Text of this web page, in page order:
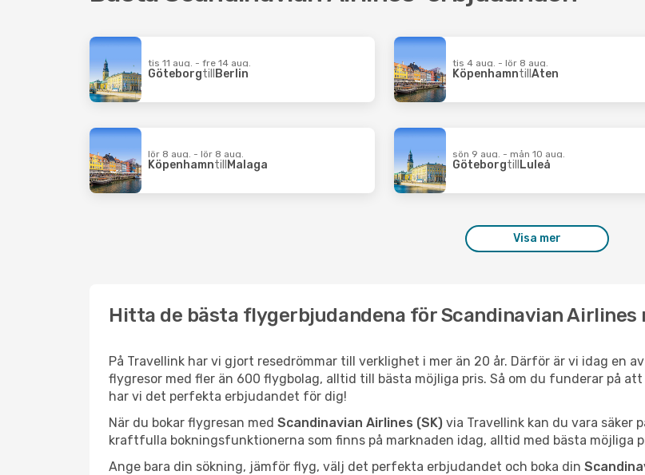
tis 11 aug. - fre 14 aug.
Göteborgtill Berlin
tis 4 aug. - lör 8 aug.
KöpenhamntillAten
lör 8 aug. - lör 8 aug.
Köpenhamntill Malaga
sön 9 aug. - mån 10 aug.
Göteborgtill Luleå
Visa mer
Hitta de bästa flygerbjudandena för Scandinavian Airlines
På Travellink har vi gjort resedrömmar till verklighet i mer än 20 år. Därför är vi idag en
flygresor med fler än 600 flygbolag, alltid till bästa möjliga pris. Så om du funderar på
har vi det perfekta erbjudandet för dig!
När du bokar flygresan med Scandinavian Airlines (SK) via Travellink kan du vara säker
kraftfulla bokningsfunktionerna som finns på marknaden idag, alltid med bästa möjliga
Ange bara din sökning, jämför flyg, välj det perfekta erbjudandet och boka din